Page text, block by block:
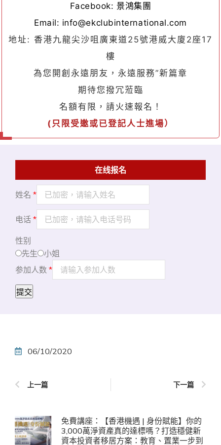
Facebook: 景鴻集團
Email: info@ekclubinternational.com
地址: 香港九龍尖沙咀廣東道25號港威大廈2座17
樓
為您開創永遠朋友，永遠服務”新篇章
期待您撥冗蒞臨
名額有限，請火速報名！
( 只限受邀或已登記人士進場）
在线报名
姓名 *
电话 *
性别
先生
小姐
参加人数 *
提交
06/10/2020
上一篇 下一篇
免費講座：【香港機遇 | 身份賦能】你的
3,000萬淨資產真的達標嗎？打造穩健新
資本投資者移居方案：教育、置業一步到